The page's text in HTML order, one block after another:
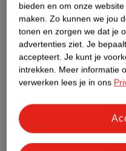
Nature Impact Score
Dit
Impact
Meer
Bestel &
bieden en om onze
maken. Zo kunnen we jou
tonen en zorgen we dat je
advertenties ziet. Je
accepteert. Je kunt je
intrekken. Meer informatie
verwerken lees je in ons